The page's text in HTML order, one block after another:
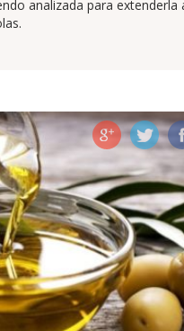
analizada para extenderla